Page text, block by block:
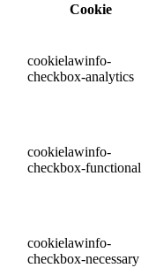
Cookie
cookielawinfo-
checkbox-analytics
cookielawinfo-
checkbox-functional
cookielawinfo-
checkbox-necessary